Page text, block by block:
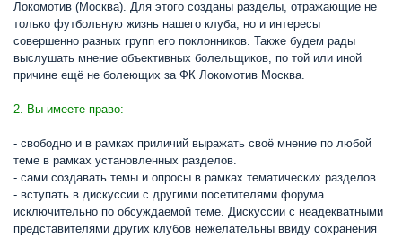
Локомотив (Москва). Для этого созданы разделы, отражающие не
только футбольную жизнь нашего клуба, но и интересы
совершенно разных групп его поклонников. Также будем рады
выслушать мнение объективных болельщиков, по той или иной
причине ещё не болеющих за ФК Локомотив Москва.
2. Вы имеете право:
- свободно и в рамках приличий выражать своё мнение по любой
теме в рамках установленных разделов.
- сами создавать темы и опросы в рамках тематических разделов.
- вступать в дискуссии с другими посетителями форума
исключительно по обсуждаемой теме. Дискуссии с неадекватными
представителями других клубов нежелательны ввиду сохранения